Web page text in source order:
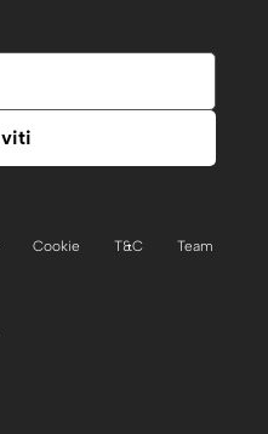
Cookie T&C
Team